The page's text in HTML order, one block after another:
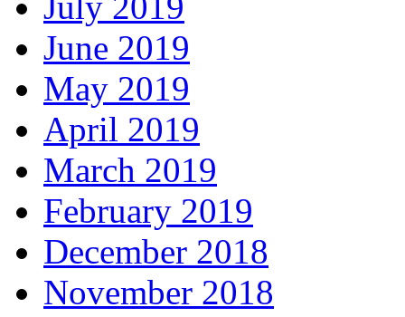
June 2019
May 2019
April 2019
March 2019
February 2019
December 2018
November 2018